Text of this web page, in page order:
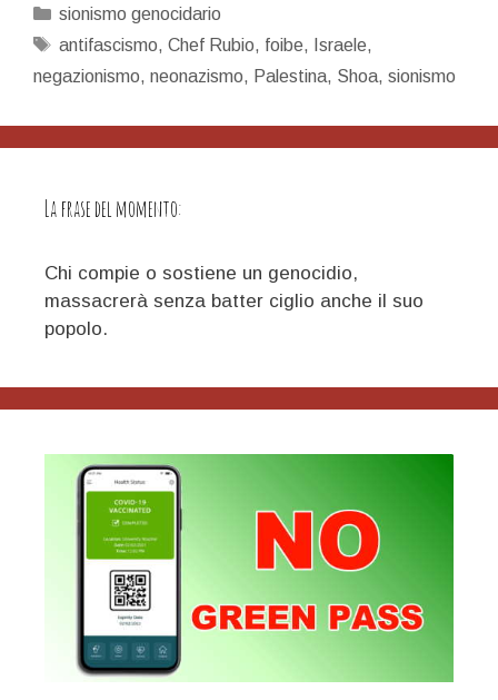
su
Israele…
Categorie
sionismo genocidario
Tag
antifascismo, Chef Rubio, foibe, Israele,
negazionismo, neonazismo, Palestina, Shoa, sionismo
La frase del momento:
Chi compie o sostiene un genocidio,
massacrerà senza batter ciglio anche il suo
popolo.